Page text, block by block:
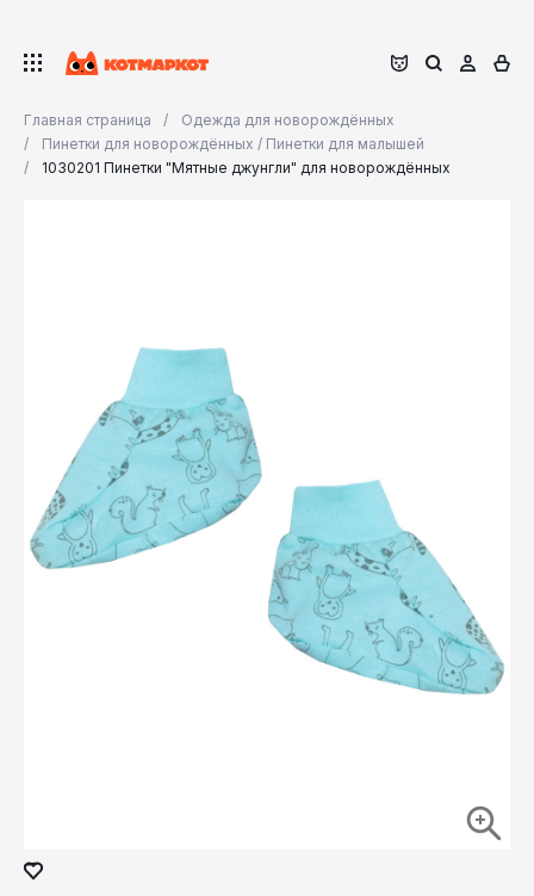
Главная страница
Одежда для новорождённых
Пинетки для новорождённых / Пинетки для малышей
1030201 Пинетки "Мятные джунгли" для новорождённых